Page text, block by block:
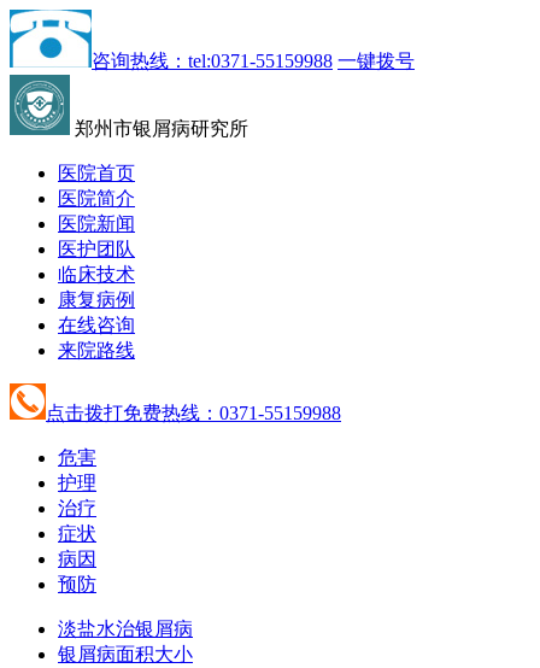
咨询热线：tel:0371-55159988 一键拨号
郑州市银屑病研究所
医院首页
医院简介
医院新闻
医护团队
临床技术
康复病例
在线咨询
来院路线
点击拨打免费热线：0371-55159988
危害
护理
治疗
症状
病因
预防
淡盐水治银屑病
银屑病面积大小